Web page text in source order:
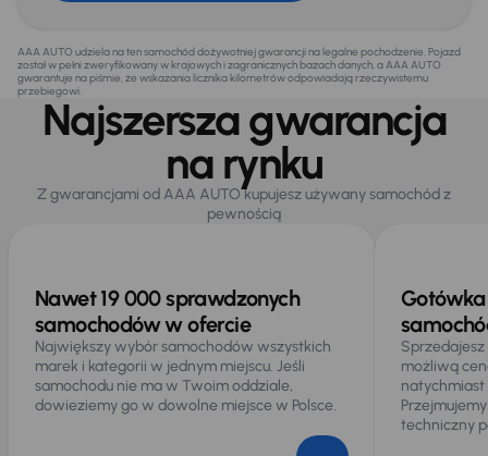
AAA AUTO udziela na ten samochód dożywotniej gwarancji na legalne pochodzenie. Pojazd
został w pełni zweryfikowany w krajowych i zagranicznych bazach danych, a AAA AUTO
gwarantuje na piśmie, że wskazania licznika kilometrów odpowiadają rzeczywistemu
przebiegowi.
Najszersza gwarancja
na rynku
Z gwarancjami od AAA AUTO kupujesz używany samochód z
pewnością
Nawet 19 000 sprawdzonych
samochodów w ofercie
Największy wybór samochodów wszystkich
marek i kategorii w jednym miejscu. Jeśli
samochodu nie ma w Twoim oddziale,
dowieziemy go w dowolne miejsce w Polsce.
możliwą
techniczny